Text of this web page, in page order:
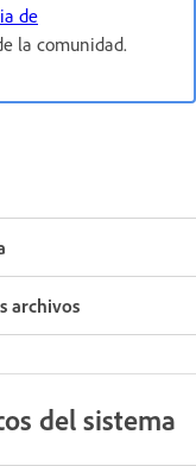
de
la comunidad.
archivos
del sistema